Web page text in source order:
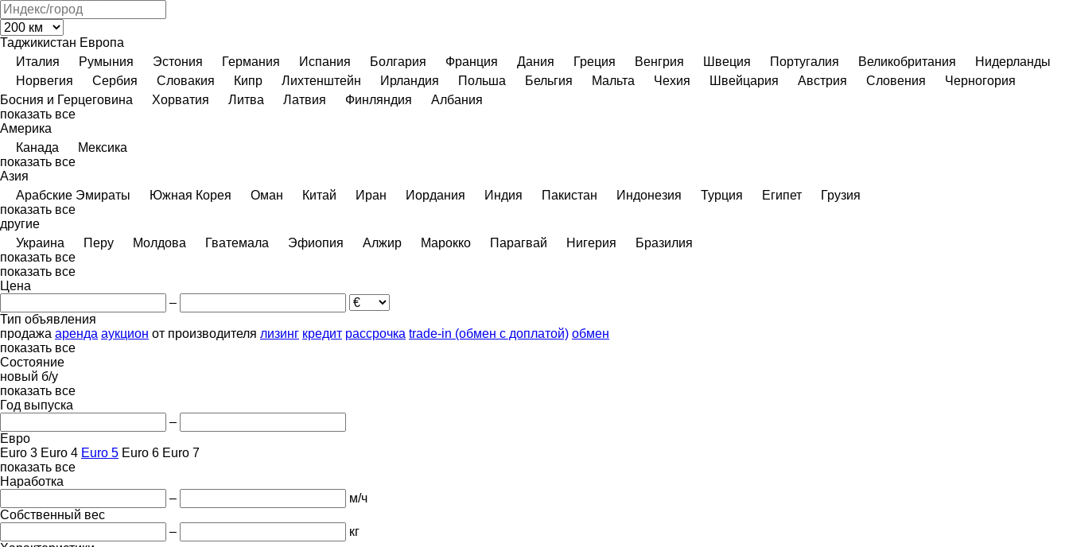
Таджикистан Европа
Италия
Румыния Эстония Германия Испания Болгария Франция Дания Греция Венгрия Швеция Португалия Великобритания
Нидерланды
Норвегия
Сербия Словакия Кипр Лихтенштейн Ирландия Польша Бельгия Мальта Чехия Швейцария Австрия Словения
Черногория
Босния и Герцеговина
Хорватия Литва Латвия Финляндия
Албания
показать все
Америка
Канада
Мексика
показать все
Азия
Арабские Эмираты
Южная Корея Оман Китай Иран Иордания Индия Пакистан Индонезия Турция Египет
Грузия
показать все
другие
Украина
Перу Молдова Гватемала Эфиопия Алжир Марокко Парагвай Нигерия
Бразилия
показать все
показать все
Цена
–
Тип объявления
продажа аренда аукцион от производителя лизинг кредит рассрочка trade-in (обмен с доплатой) обмен
показать все
Состояние
новый б/у
показать все
Год выпуска
–
Евро
Euro 3 Euro 4 Euro 5 Euro 6 Euro 7
показать все
Наработка
–
м/ч
Собственный вес
–
кг